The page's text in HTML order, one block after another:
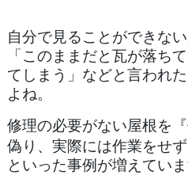
自分で見ることができない
「このままだと瓦が落ち
てしまう 」などと言われ
よね。
修理の必要がない屋根を
偽り、実際には作業をせ
といった事例が増えていま